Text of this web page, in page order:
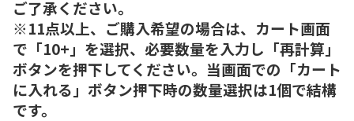
ご了承ください。
※11点以上、ご購入希望の場合は、カート画面
で「10+」を選択、必要数量を入力し「再計算」
ボタンを押下してください。当画面での「カート
に入れる」ボタン押下時の数量選択は1個で結構
です。